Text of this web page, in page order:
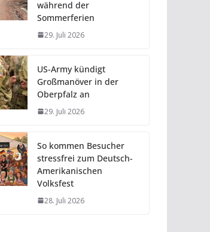
während der
Sommerferien
29. Juli 2026
US-Army kündigt
Großmanöver in der
Oberpfalz an
29. Juli 2026
So kommen Besucher
stressfrei zum Deutsch-
Amerikanischen
Volksfest
28. Juli 2026